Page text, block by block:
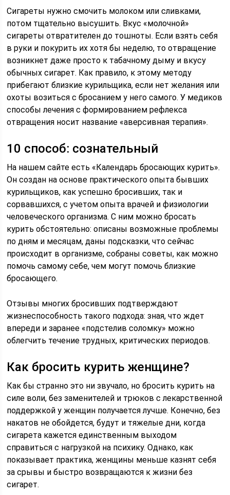
Сигареты нужно смочить молоком или сливками,
потом тщательно высушить. Вкус «молочной»
сигареты отвратителен до тошноты. Если взять себя
в руки и покурить их хотя бы неделю, то отвращение
возникнет даже просто к табачному дыму и вкусу
обычных сигарет. Как правило, к этому методу
прибегают близкие курильщика, если нет желания или
охоты возиться с бросанием у него самого. У медиков
способы лечения с формированием рефлекса
отвращения носит название «аверсивная терапия».
10 способ: сознательный
На нашем сайте есть «Календарь бросающих курить».
Он создан на основе практического опыта бывших
курильщиков, как успешно бросивших, так и
сорвавшихся, с учетом опыта врачей и физиологии
человеческого организма. С ним можно бросать
курить обстоятельно: описаны возможные проблемы
по дням и месяцам, даны подсказки, что сейчас
происходит в организме, собраны советы, как можно
помочь самому себе, чем могут помочь близкие
бросающего.
Отзывы многих бросивших подтверждают
жизнеспособность такого подхода: зная, что ждет
впереди и заранее «подстелив соломку» можно
облегчить течение трудных, критических периодов.
Как бросить курить женщине?
Как бы странно это ни звучало, но бросить курить на
силе воли, без заменителей и трюков с лекарственной
поддержкой у женщин получается лучше. Конечно, без
накатов не обойдется, будут и тяжелые дни, когда
сигарета кажется единственным выходом
справиться с нагрузкой на психику. Однако, как
показывает практика, женщины меньше казнят себя
за срывы и быстро возвращаются к жизни без
сигарет.